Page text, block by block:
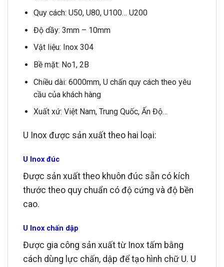
Quy cách: U50, U80, U100… U200
Độ dầy: 3mm – 10mm
Vật liệu: Inox 304
Bề mặt: No1, 2B
Chiều dài: 6000mm, U chấn quy cách theo yêu
cầu của khách hàng
Xuất xứ: Việt Nam, Trung Quốc, Ấn Độ…
U Inox được sản xuất theo hai loại:
U Inox đúc
Được sản xuất theo khuôn đúc sẵn có kích
thước theo quy chuẩn có độ cứng và độ bền
cao.
U Inox chấn dập
Được gia công sản xuất từ Inox tấm bằng
cách dùng lực chấn, dập để tạo hình chữ U. U